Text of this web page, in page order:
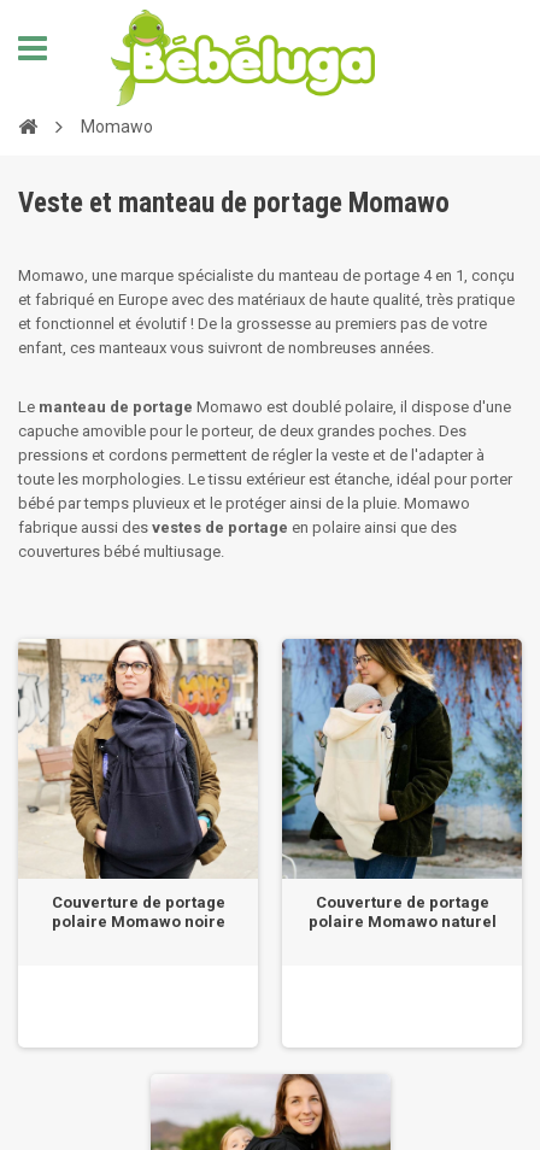
Momawo
Veste et manteau de portage Momawo
Momawo, une marque spécialiste du manteau de portage 4 en 1, conçu
et fabriqué en Europe avec des matériaux de haute qualité, très pratique
et fonctionnel et évolutif ! De la grossesse au premiers pas de votre
enfant, ces manteaux vous suivront de nombreuses années.
Le manteau de portage Momawo est doublé polaire, il dispose d'une
capuche amovible pour le porteur, de deux grandes poches. Des
pressions et cordons permettent de régler la veste et de l'adapter à
toute les morphologies. Le tissu extérieur est étanche, idéal pour porter
bébé par temps pluvieux et le protéger ainsi de la pluie. Momawo
fabrique aussi des vestes de portage en polaire ainsi que des
couvertures bébé multiusage.
Couverture de portage
polaire Momawo noire
Couverture de portage
polaire Momawo naturel